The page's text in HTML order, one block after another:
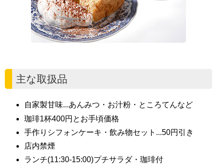
主な取扱品
自家製甘味...あんみつ・お汁粉・ところてんなど
珈琲1杯400円とお手頃価格
手作りシフォンケーキ・飲み物セット...50円引き
店内禁煙
ランチ(11:30-15:00)プチサラダ・珈琲付